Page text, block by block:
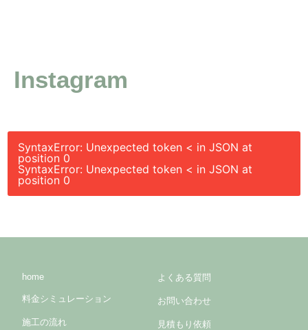
Instagram
SyntaxError: Unexpected token < in JSON at
position 0
SyntaxError: Unexpected token < in JSON at
position 0
home
料金シミュレーション
施工の流れ
よくある質問
お問い合わせ
見積もり依頼